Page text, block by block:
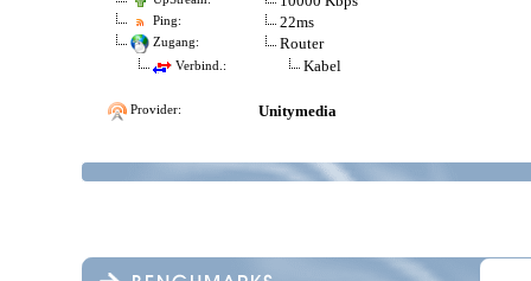
Ping: 22ms
Zugang: Router
Verbind.: Kabel
Provider: Unitymedia